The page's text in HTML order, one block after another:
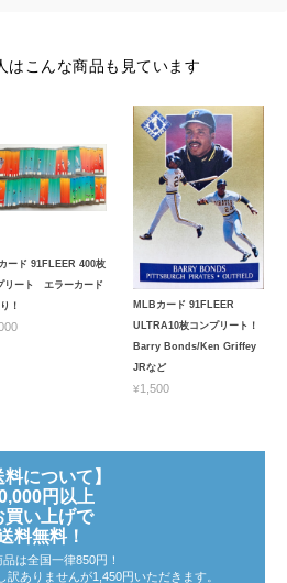
はこんな商品も見ています
ード 91FLEER 400枚
リート エラーカード
！
MLBカード 91FLEER
ULTRA10枚コンプリート！
Barry Bonds/Ken Griffey
JRなど
¥1,500
料について】
円以上
買い上げで
料無料！
品は全国一律850円！
ありませんが1,450円いただきます。